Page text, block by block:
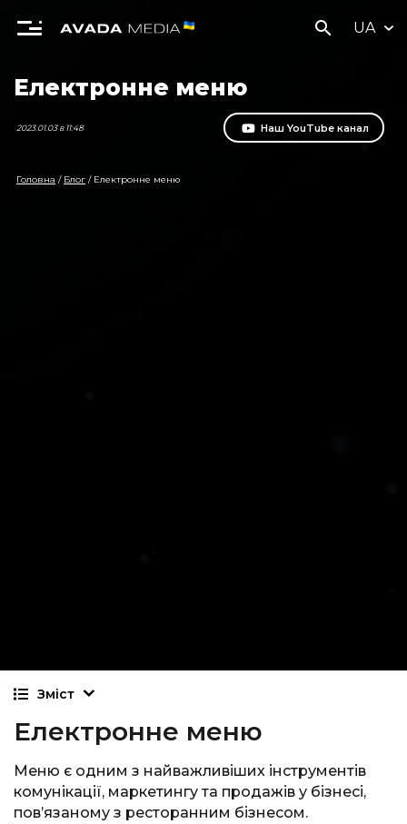
search UA
Електронне меню
2023.01.03 в 11:48 Наш YouTube канал
Головна / Блог / Електронне меню
Зміст
Електронне меню
Меню є одним з найважливіших інструментів
комунікації, маркетингу та продажів у бізнесі,
пов’язаному з ресторанним бізнесом.